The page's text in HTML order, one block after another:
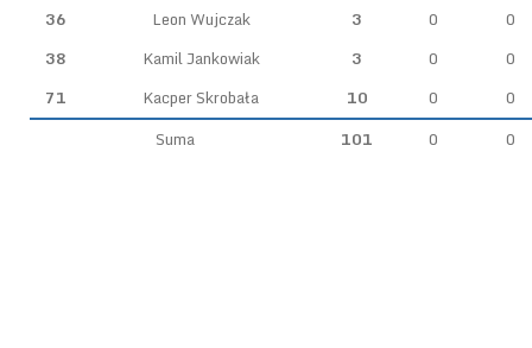
36
Leon Wujczak 3 0
0
38
Kamil Jankowiak 3 0
0
71
Kacper Skrobała 10 0
0
Suma
101 0 0